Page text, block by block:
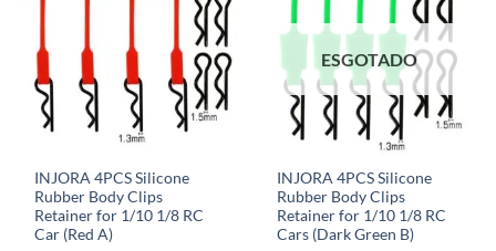
INJORA 4PCS Silicone
Rubber Body Clips
Retainer for 1/10 1/8 RC
Car (Red A)
ESGOTADO
INJORA 4PCS Silicone
Rubber Body Clips
Retainer for 1/10 1/8 RC
Cars (Dark Green B)